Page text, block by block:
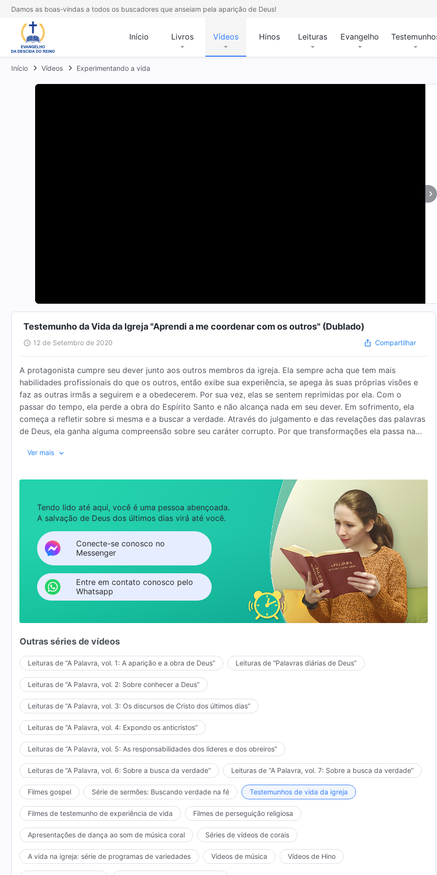
Damos as boas-vindas a todos os buscadores que anseiam pela aparição de Deus!
Início Livros Vídeos Hinos Leituras Evangelho
Início Vídeos Experimentando a vida
Testemunho da Vida da Igreja "Aprendi a me coordenar com os outros" (Dublado)
12 de Setembro de 2020 Compartilhar
A protagonista cumpre seu dever junto aos outros membros da igreja. Ela sempre acha que tem mais
habilidades profissionais do que os outros, então exibe sua experiência, se apega às suas próprias visões e
faz as outras irmãs a seguirem e a obedecerem. Por sua vez, elas se sentem reprimidas por ela. Com o
passar do tempo, ela perde a obra do Espírito Santo e não alcança nada em seu dever. Em sofrimento, ela
começa a refletir sobre si mesma e a buscar a verdade. Através do julgamento e das revelações das palavras
de Deus, ela ganha alguma compreensão sobre seu caráter corrupto. Por que transformações ela passa na
Ver mais
Tendo lido até aqui, você é uma pessoa abençoada.
A salvação de Deus dos últimos dias virá até você.
Conecte-se conosco no
Messenger
Entre em contato conosco pelo
Whatsapp
Outras séries de vídeos
Leituras de “A Palavra, vol. 1: A aparição e a obra de Deus” Leituras de “Palavras diárias de Deus”
Leituras de “A Palavra, vol. 2: Sobre conhecer a Deus”
Leituras de “A Palavra, vol. 3: Os discursos de Cristo dos últimos dias”
Leituras de “A Palavra, vol. 4: Expondo os anticristos”
Leituras de “A Palavra, vol. 5: As responsabilidades dos líderes e dos obreiros”
Leituras de “A Palavra, vol. 6: Sobre a busca da verdade” Leituras de “A Palavra, vol. 7: Sobre a busca da verdade”
Filmes gospel Série de sermões: Buscando verdade na fé Testemunhos de vida da igreja
Filmes de testemunho de experiência de vida Filmes de perseguição religiosa
Apresentações de dança ao som de música coral Séries de vídeos de corais
A vida na igreja: série de programas de variedades Vídeos de música Vídeos de Hino